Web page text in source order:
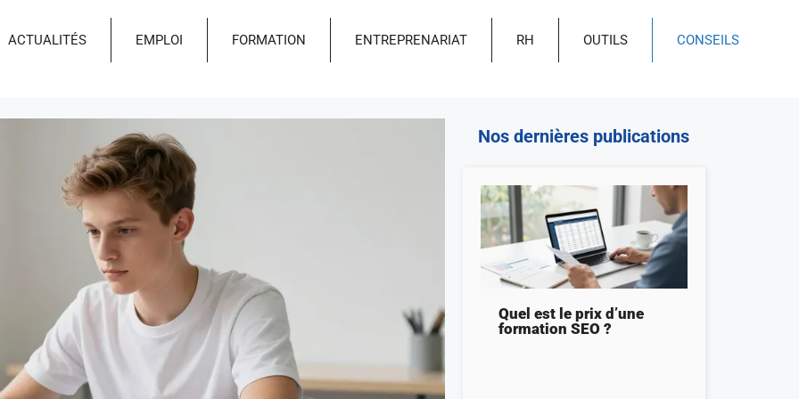
ACTUALITÉS EMPLOI FORMATION ENTREPRENARIAT RH OUTILS CONSEILS
Nos dernières publications
Quel est le prix d’une
formation SEO ?